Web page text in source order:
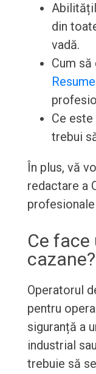
din
vadă.
Cum
Ce este
trebui
În plus, vă
redactare a
Ce face
cazane?
Operatorul
pentru
siguranță a
industrial
trebuie să